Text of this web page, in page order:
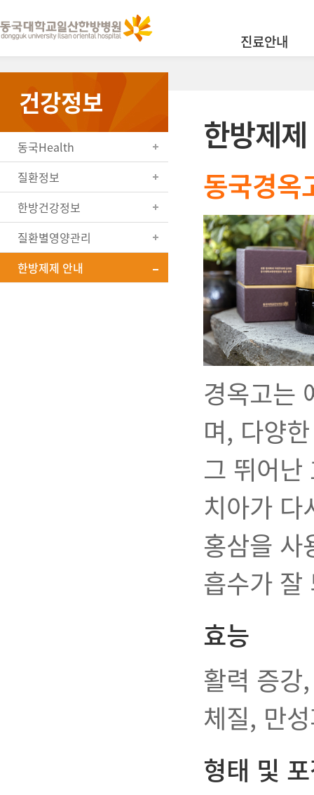
진료안내
건강정보
동국Health
질환정보
한방건강정보
질환별영양관리
한방제제 안내
한방제
동국경옥
경옥고는
며, 다양
그 뛰어난
치아가 다
홍삼을 사
흡수가 잘
효능
활력 증강
체질, 만
형태 및